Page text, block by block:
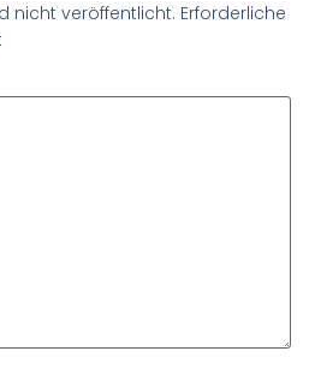
nicht veröffentlicht. Erforderliche